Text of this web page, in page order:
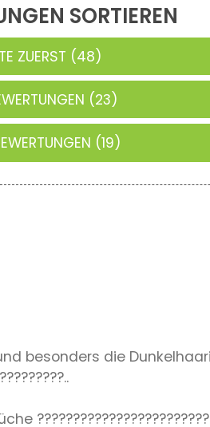
SORTIEREN
ZUERST (48)
(23)
(19)
besonders die